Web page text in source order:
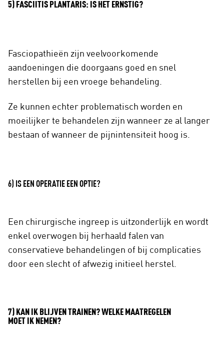
5) FASCIITIS PLANTARIS: IS HET ERNSTIG?
Fasciopathieën zijn veelvoorkomende
aandoeningen die doorgaans goed en snel
herstellen bij een vroege behandeling.
Ze kunnen echter problematisch worden en
moeilijker te behandelen zijn wanneer ze al langer
bestaan of wanneer de pijnintensiteit hoog is.
6) IS EEN OPERATIE EEN OPTIE?
Een chirurgische ingreep is uitzonderlijk en wordt
enkel overwogen bij herhaald falen van
conservatieve behandelingen of bij complicaties
door een slecht of afwezig initieel herstel.
7) KAN IK BLIJVEN TRAINEN? WELKE MAATREGELEN
MOET IK NEMEN?